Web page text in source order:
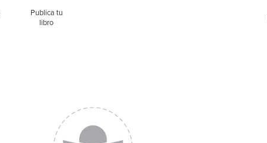
Publica tu
libro